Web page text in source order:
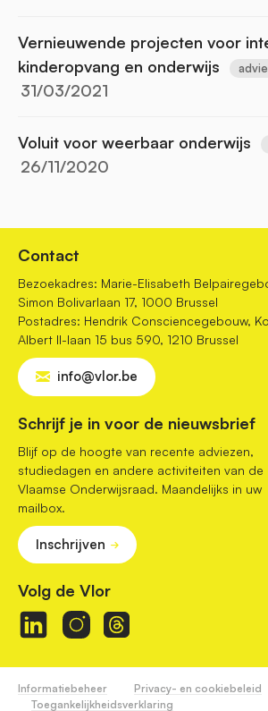
Vernieuwende projecten voor
kinderopvang en onderwijs
31/03/2021
Voluit voor weerbaar onderwijs
26/11/2020
Contact
Bezoekadres: Marie-Elisabeth
Simon Bolivarlaan 17, 1000 Brussel
Postadres: Hendrik Consciencegebouw,
Albert II-laan 15 bus 590, 1210 Brussel
info@vlor.be
Schrijf je in voor de nieuwsbrief
Blijf op de hoogte van recente adviezen,
studiedagen en andere activiteiten van de
Vlaamse Onderwijsraad. Maandelijks in uw
mailbox.
Inschrijven
Volg de Vlor
Informatiebeheer
Privacy- en cookiebeleid
Toegankelijkheidsverklaring